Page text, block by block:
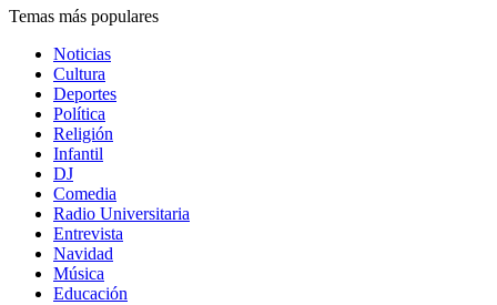
Temas más populares
Noticias
Cultura
Deportes
Política
Religión
Infantil
DJ
Comedia
Radio Universitaria
Entrevista
Navidad
Música
Educación